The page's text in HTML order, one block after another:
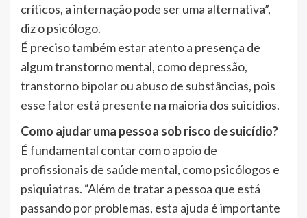
críticos, a internação pode ser uma alternativa”,
diz o psicólogo.
É preciso também estar atento a presença de
algum transtorno mental, como depressão,
transtorno bipolar ou abuso de substâncias, pois
esse fator está presente na maioria dos suicídios.
Como ajudar uma pessoa sob risco de suicídio?
É fundamental contar com o apoio de
profissionais de saúde mental, como psicólogos e
psiquiatras. “Além de tratar a pessoa que está
passando por problemas, esta ajuda é importante